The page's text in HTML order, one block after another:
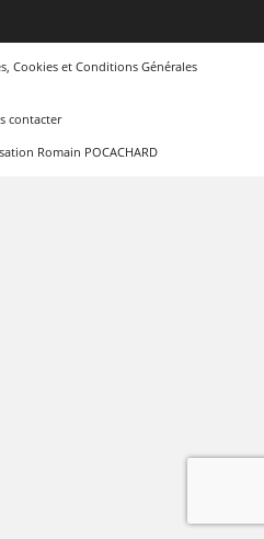
Cookies et Conditions Générales
contacter
Romain POCACHARD